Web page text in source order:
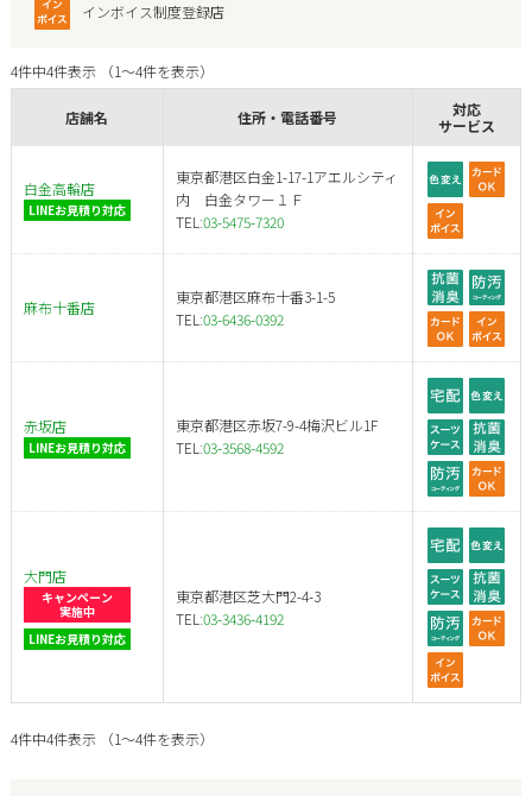
インボイス制度登録店
4件中4件表示 （1～4件を表示）
店舗名 住所・電話番号
対応
サービス
白金高輪店
LINEお見積り対応
東京都港区白金1-17-1アエルシティ
内 白金タワー１Ｆ
TEL:03-5475-7320
麻布十番店
東京都港区麻布十番3-1-5
TEL:03-6436-0392
赤坂店
LINEお見積り対応
東京都港区赤坂7-9-4梅沢ビル1F
TEL:03-3568-4592
大門店
キャンペーン
実施中
LINEお見積り対応
東京都港区芝大門2-4-3
TEL:03-3436-4192
4件中4件表示 （1～4件を表示）